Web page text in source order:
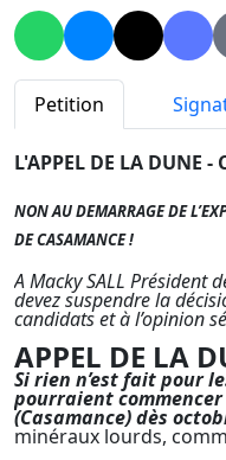
Petition
L'APPEL DE LA DUNE
NON AU DEMARRAGE DE
DE CASAMANCE !
A Macky SALL Président
devez suspendre la
candidats et à l’opinion
APPEL DE LA
Si rien n’est fait pour
pourraient
(Casamance) dès
minéraux lourds,